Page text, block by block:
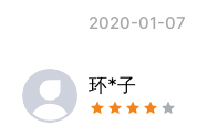
片的信息真
荐，试一下
2020-01-07
环*子